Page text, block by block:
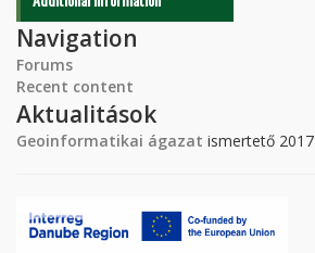
Navigation
Forums
Recent content
Aktualitások
Geoinformatikai ágazat ismertető 2017